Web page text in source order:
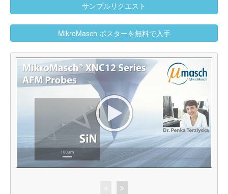
サンプルリクエスト
MikroMasch ポスターを無料で入手